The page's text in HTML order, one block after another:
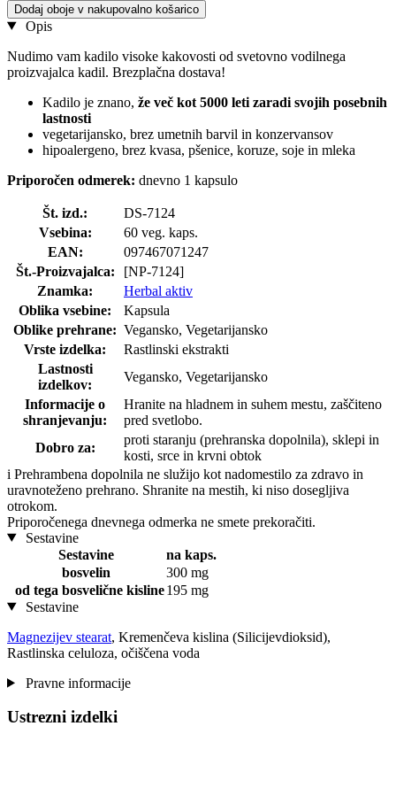
Dodaj oboje v nakupovalno košarico
Opis
Nudimo vam kadilo visoke kakovosti od svetovno vodilnega
proizvajalca kadil. Brezplačna dostava!
Kadilo je znano, že več kot 5000 leti zaradi svojih posebnih
lastnosti
vegetarijansko, brez umetnih barvil in konzervansov
hipoalergeno, brez kvasa, pšenice, koruze, soje in mleka
Priporočen odmerek: dnevno 1 kapsulo
Št. izd.:
DS-7124
Vsebina:
60 veg. kaps.
EAN:
097467071247
Št.-Proizvajalca:
[NP-7124]
Znamka:
Herbal aktiv
Oblika vsebine:
Kapsula
Oblike prehrane: Vegansko, Vegetarijansko
Vrste izdelka:
Rastlinski ekstrakti
Lastnosti
izdelkov:
Vegansko, Vegetarijansko
Informacije o
shranjevanju:
Hranite na hladnem in suhem mestu, zaščiteno
pred svetlobo.
Dobro za:
proti staranju (prehranska dopolnila), sklepi in
kosti, srce in krvni obtok
i Prehrambena dopolnila ne služijo kot nadomestilo za zdravo in
uravnoteženo prehrano. Shranite na mestih, ki niso dosegljiva
otrokom.
Priporočenega dnevnega odmerka ne smete prekoračiti.
Sestavine
Sestavine
na kaps.
bosvelin
300 mg
od tega bosvelične kisline195 mg
Sestavine
Magnezijev stearat, Kremenčeva kislina (Silicijevdioksid),
Rastlinska celuloza, očiščena voda
Pravne informacije
Ustrezni izdelki